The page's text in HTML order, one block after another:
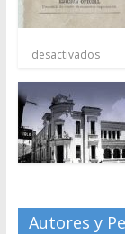
desactivados
Autores y